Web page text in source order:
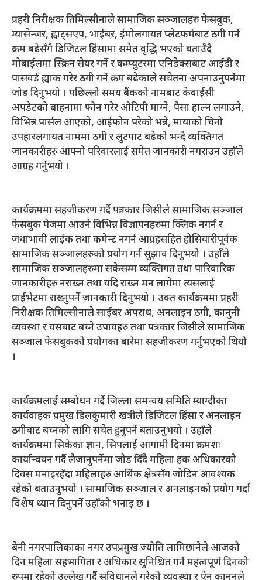
प्रहरी निरीक्षक तिमिल्सीनाले सामाजिक सञ्जालहरु फेसबुक,
म्यासेन्जर, ह्वाट्सएप, भाईबर, ईमोलगायत प्लेटफर्मबाट ठगी गर्ने
क्रम बढेसँगै डिजिटल हिंसामा समेत वृद्धि भएको बताउँदै
मोबाईलमा स्क्रिन सेयर गर्ने र कम्प्युटरमा एनिडेक्सबाट आईडी र
पासवर्ड ह्याक गरेर ठगी गर्ने क्रम बढेकाले सचेतना अपनाउनुपर्नेमा
जोड दिनुभयो । पछिल्लो समय बैंकको नामबाट केवाईसी
अपडेटको बाहनामा फोन गरेर ओटिपी माग्ने, पैसा हाल्न लगाउने,
विभिन्न पार्सल आएको, आईफोन परेको भन्ने, मायाको चिनो
उपहारलगायत नाममा ठगी र लुटपाट बढेको भन्दै व्यक्तिगत
जानकारीहरु आफ्नो परिवारलाई समेत जानकारी नगराउन उहाँले
आग्रह गर्नुभयो ।
कार्यक्रममा सहजीकरण गर्दै पत्रकार जिसीले सामाजिक सञ्जाल
फेसबुक पेजमा आउने विभिन्न विज्ञापनहरुमा क्लिक नगर्न र
जथाभावी लाईक तथा कमेन्ट नगर्न आग्रहसहित होसियारीपूर्वक
सामाजिक सञ्जालहरुको प्रयोग गर्न सुझाव दिनुभयो । उहाँले
सामाजिक सञ्जालहरुमा सकेसम्म व्यक्तिगत तथा पारिवारिक
जानकारीहरु नराख्न तथा यदि राख्न मन लागेमा त्यसलाई
प्राईभेटमा राख्नुपर्ने जानकारी दिनुभयो । उक्त कार्यक्रममा प्रहरी
निरीक्षक तिमिल्सीनाले साईबर अपराध, अनलाइन ठगी, कानुनी
व्यवस्था र यसबाट बच्ने उपायहरु तथा पत्रकार जिसीले सामाजिक
सञ्जाल फेसबुकको प्रयोगका बारेमा सहजीकरण गर्नुभएको थियो
।
कार्यक्रमलाई सम्बोधन गर्दै जिल्ला समन्वय समिति म्याग्दीका
कार्यवाहक प्रमुख डिलकुमारी खत्रीले डिजिटल हिंसा र अनलाइन
ठगीबाट बच्नको लागि सचेत हुनुपर्ने बताउनुभयो । उहाँले
कार्यक्रममा सिकेका ज्ञान, सिपलाई आगामी दिनमा क्रमशः
कार्यान्वयन गर्दै लैजानुपर्नेमा जोड दिँदै महिला हक अधिकारको
दिवस मनाइरहँदा महिलाहरु आर्थिक क्षेत्रसँग जोडिन आवश्यक
रहेको बताउनुभयो । सामाजिक सञ्जाल र अनलाइनको प्रयोग गर्दा
विशेष ध्यान दिनुपर्ने उहाँको भनाइ छ ।
बेनी नगरपालिकाका नगर उपप्रमुख ज्योति लामिछानेले आजको
दिन महिला सहभागिता र अधिकार सुनिश्चित गर्ने महत्वपूर्ण दिनको